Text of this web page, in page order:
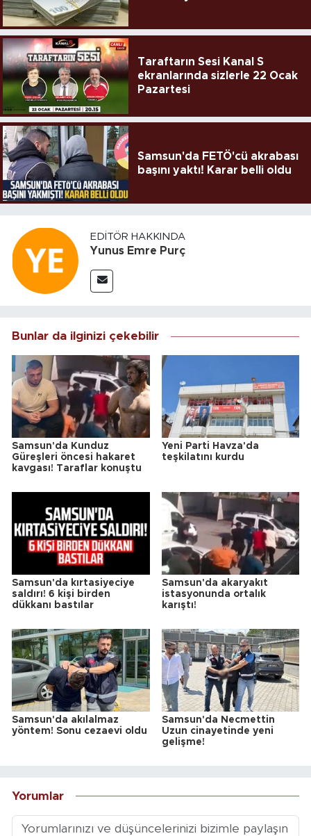
Taraftarın Sesi Kanal S
ekranlarında sizlerle 22 Ocak
Pazartesi
Samsun'da FETÖ'cü akrabası
başını yaktı! Karar belli oldu
EDITÖR HAKKINDA
Yunus Emre Purç
Bunlar da ilginizi çekebilir
Samsun'da Kunduz
Güreşleri öncesi hakaret
kavgası! Taraflar konuştu
Yeni Parti Havza'da
teşkilatını kurdu
Samsun'da kırtasiyeciye
saldırı! 6 kişi birden
dükkanı bastılar
Samsun'da akaryakıt
istasyonunda ortalık
karıştı!
Samsun'da akılalmaz
yöntem! Sonu cezaevi oldu
Samsun'da Necmettin
Uzun cinayetinde yeni
gelişme!
Yorumlar